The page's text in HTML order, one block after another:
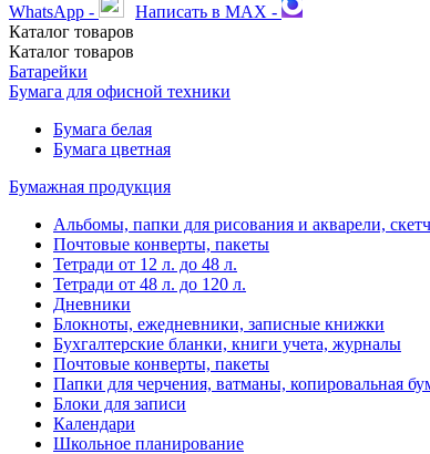
WhatsApp -
Написать в MAX -
Каталог товаров
Каталог товаров
Батарейки
Бумага для офисной техники
Бумага белая
Бумага цветная
Бумажная продукция
Альбомы, папки для рисования и акварели,
Почтовые конверты, пакеты
Тетради от 12 л. до 48 л.
Тетради от 48 л. до 120 л.
Дневники
Блокноты, ежедневники, записные книжки
Бухгалтерские бланки, книги учета, журналы
Почтовые конверты, пакеты
Папки для черчения, ватманы, копировальная
Блоки для записи
Календари
Школьное планирование